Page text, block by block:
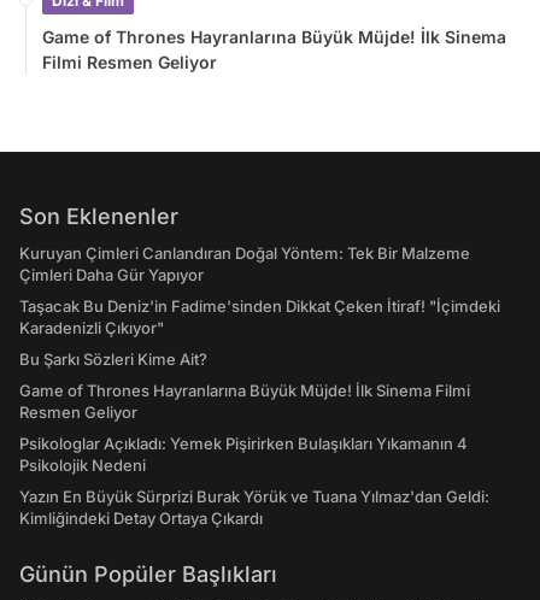
Game of Thrones Hayranlarına Büyük Müjde! İlk Sinema
Filmi Resmen Geliyor
Son Eklenenler
Kuruyan Çimleri Canlandıran Doğal Yöntem: Tek Bir Malzeme
Çimleri Daha Gür Yapıyor
Taşacak Bu Deniz'in Fadime'sinden Dikkat Çeken İtiraf! "İçimdeki
Karadenizli Çıkıyor"
Bu Şarkı Sözleri Kime Ait?
Game of Thrones Hayranlarına Büyük Müjde! İlk Sinema Filmi
Resmen Geliyor
Psikologlar Açıkladı: Yemek Pişirirken Bulaşıkları Yıkamanın 4
Psikolojik Nedeni
Yazın En Büyük Sürprizi Burak Yörük ve Tuana Yılmaz'dan Geldi:
Kimliğindeki Detay Ortaya Çıkardı
Günün Popüler Başlıkları